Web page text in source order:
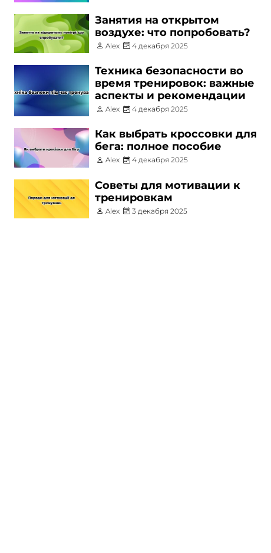
Занятия на открытом
воздухе: что попробовать?
Alex 4 декабря 2025
Техника безопасности во
время тренировок: важные
аспекты и рекомендации
Alex 4 декабря 2025
Как выбрать кроссовки для
бега: полное пособие
Alex 4 декабря 2025
Советы для мотивации к
тренировкам
Alex 3 декабря 2025